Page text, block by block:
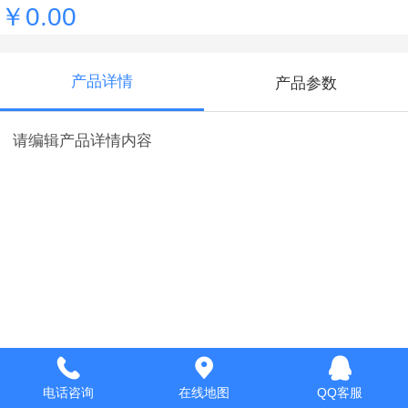
￥0.00
产品详情 产品参数
请编辑产品详情内容
电话咨询 在线地图 QQ客服